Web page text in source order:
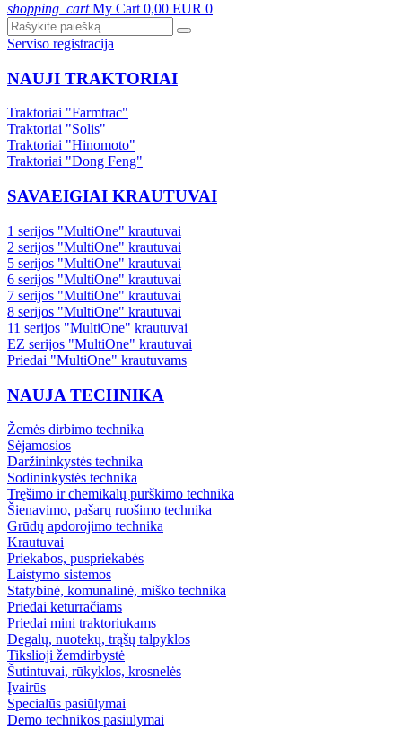
shopping_cart My Cart 0,00 EUR 0
Serviso registracija
NAUJI TRAKTORIAI
Traktoriai "Farmtrac"
Traktoriai "Solis"
Traktoriai "Hinomoto"
Traktoriai "Dong Feng"
SAVAEIGIAI KRAUTUVAI
1 serijos "MultiOne" krautuvai
2 serijos "MultiOne" krautuvai
5 serijos "MultiOne" krautuvai
6 serijos "MultiOne" krautuvai
7 serijos "MultiOne" krautuvai
8 serijos "MultiOne" krautuvai
11 serijos "MultiOne" krautuvai
EZ serijos "MultiOne" krautuvai
Priedai "MultiOne" krautuvams
NAUJA TECHNIKA
Žemės dirbimo technika
Sėjamosios
Daržininkystės technika
Sodininkystės technika
Tręšimo ir chemikalų purškimo technika
Šienavimo, pašarų ruošimo technika
Grūdų apdorojimo technika
Krautuvai
Priekabos, puspriekabės
Laistymo sistemos
Statybinė, komunalinė, miško technika
Priedai keturračiams
Priedai mini traktoriukams
Degalų, nuotekų, trąšų talpyklos
Tikslioji žemdirbystė
Šutintuvai, rūkyklos, krosnelės
Įvairūs
Specialūs pasiūlymai
Demo technikos pasiūlymai